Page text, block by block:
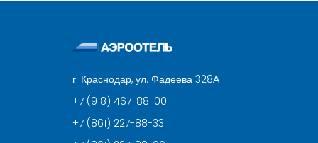
г. Краснодар, ул. Фадеева 328А
+7 (918) 467-88-00
+7 (861) 227-88-33